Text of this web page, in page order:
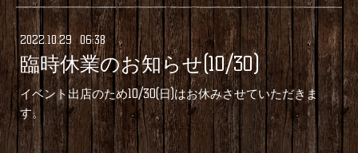
2022 10.29 06:38
臨時休業のお知らせ(10/30)
イベント出店のため10/30(日)はお休みさせていただきま
す。